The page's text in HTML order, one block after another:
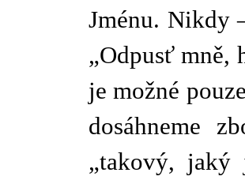
Jménu. Nikdy
„Odpusť mně,
je možné
dosáhneme
„takový, jaký